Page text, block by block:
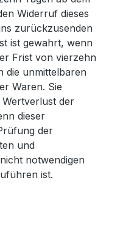
Widerruf dieses
zurückzusenden
ist gewahrt, wenn
Frist von vierzehn
die unmittelbaren
Waren. Sie
der
dieser
der
und
notwendigen
ist.